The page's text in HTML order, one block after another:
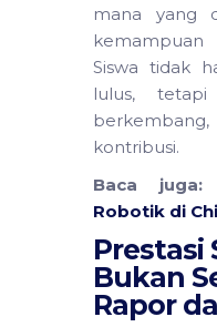
mana yang
Siswa tidak
lulus,
kontribusi.
Baca juga:
Robotik di
Prestasi
Bukan
Rapor